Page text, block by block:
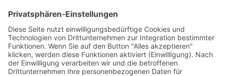
Öffnungszeiten
Versandpartner
Verfügbarkeiten
Zahlung und Versand